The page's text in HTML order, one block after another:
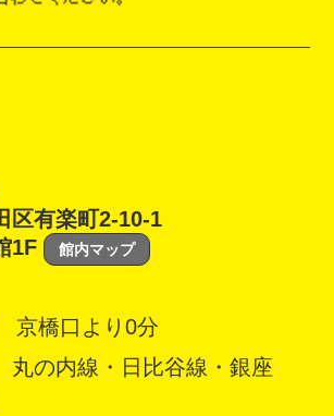
区有楽町2-10-1
1F
館内マップ
京橋口より0分
の内線・日比谷線・銀座